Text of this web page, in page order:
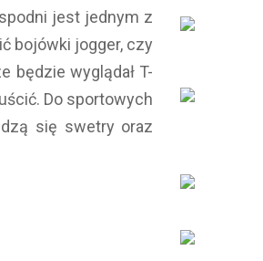
jest jednym z
bojówki jogger, czy
będzie wyglądał T-
Do sportowych
się swetry oraz